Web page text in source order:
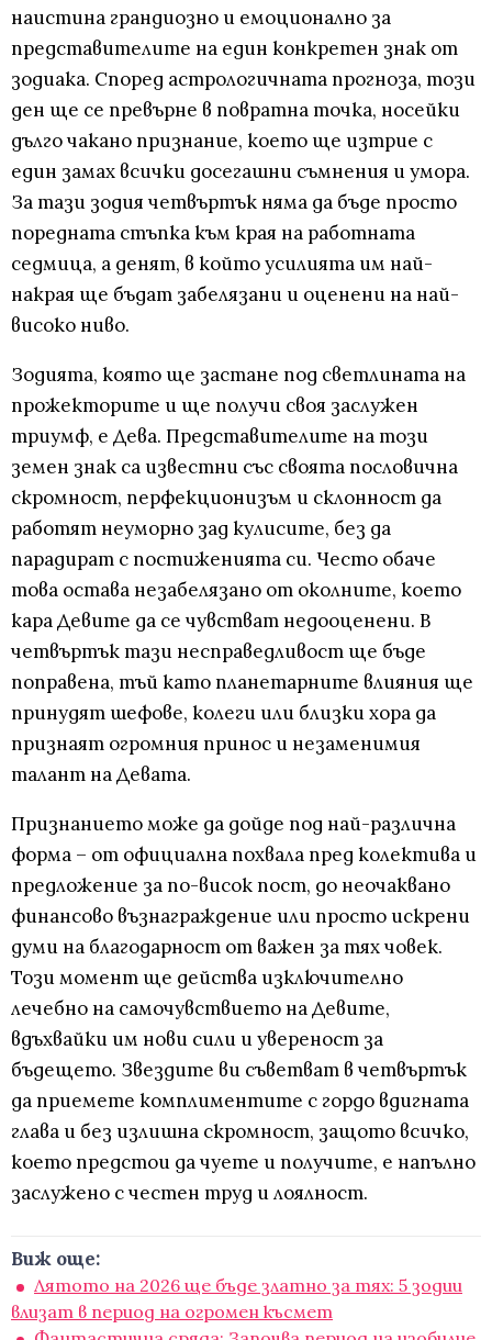
наистина грандиозно и емоционално за
представителите на един конкретен знак от
зодиака. Според астрологичната прогноза, този
ден ще се превърне в повратна точка, носейки
дълго чакано признание, което ще изтрие с
един замах всички досегашни съмнения и умора.
За тази зодия четвъртък няма да бъде просто
поредната стъпка към края на работната
седмица, а денят, в който усилията им най-
накрая ще бъдат забелязани и оценени на най-
високо ниво.
Зодията, която ще застане под светлината на
прожекторите и ще получи своя заслужен
триумф, е Дева. Представителите на този
земен знак са известни със своята пословична
скромност, перфекционизъм и склонност да
работят неуморно зад кулисите, без да
парадират с постиженията си. Често обаче
това остава незабелязано от околните, което
кара Девите да се чувстват недооценени. В
четвъртък тази несправедливост ще бъде
поправена, тъй като планетарните влияния ще
принудят шефове, колеги или близки хора да
признаят огромния принос и незаменимия
талант на Девата.
Признанието може да дойде под най-различна
форма – от официална похвала пред колектива и
предложение за по-висок пост, до неочаквано
финансово възнаграждение или просто искрени
думи на благодарност от важен за тях човек.
Този момент ще действа изключително
лечебно на самочувствието на Девите,
вдъхвайки им нови сили и увереност за
бъдещето. Звездите ви съветват в четвъртък
да приемете комплиментите с гордо вдигната
глава и без излишна скромност, защото всичко,
което предстои да чуете и получите, е напълно
заслужено с честен труд и лоялност.
Виж още:
Лятото на 2026 ще бъде златно за тях: 5 зодии
влизат в период на огромен късмет